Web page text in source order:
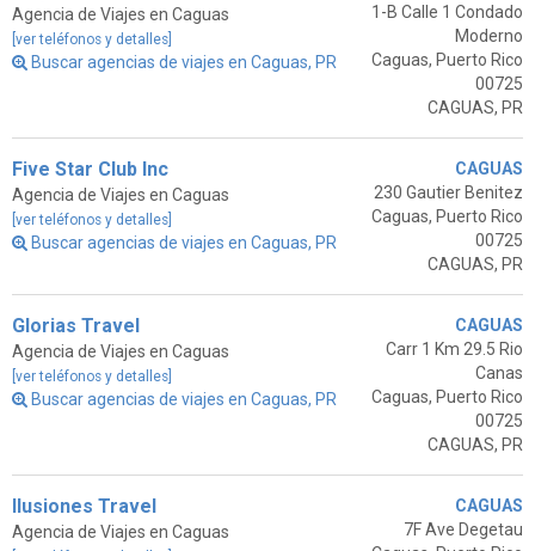
Agencia de Viajes en Caguas
[ver teléfonos y detalles]
Buscar agencias de viajes en Caguas, PR
1-B Calle 1 Condado
Moderno
Caguas, Puerto Rico
00725
CAGUAS, PR
Five Star Club Inc
Agencia de Viajes en Caguas
[ver teléfonos y detalles]
Buscar agencias de viajes en Caguas, PR
CAGUAS
230 Gautier Benitez
Caguas, Puerto Rico
00725
CAGUAS, PR
Glorias Travel
Agencia de Viajes en Caguas
[ver teléfonos y detalles]
Buscar agencias de viajes en Caguas, PR
CAGUAS
Carr 1 Km 29.5 Rio
Canas
Caguas, Puerto Rico
00725
CAGUAS, PR
Ilusiones Travel
Agencia de Viajes en Caguas
CAGUAS
7F Ave Degetau